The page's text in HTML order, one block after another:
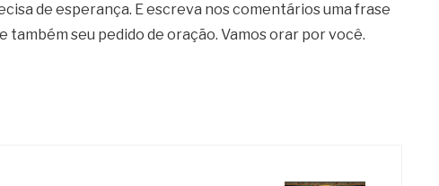
de esperança. E escreva nos comentários uma frase
também seu pedido de oração. Vamos orar por você.